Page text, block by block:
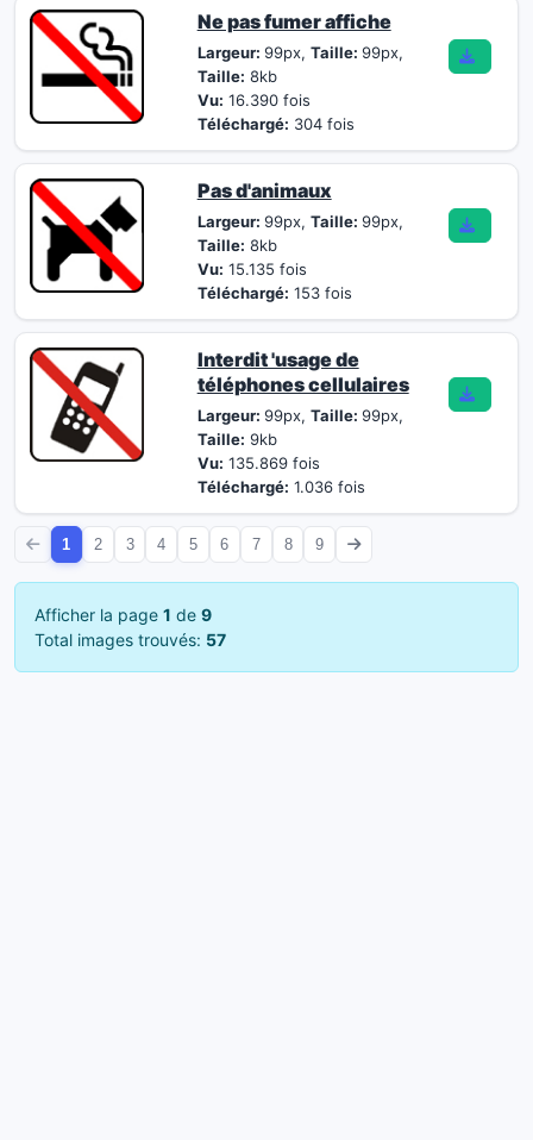
Ne pas fumer affiche
Largeur: 99px, Taille: 99px,
Taille: 8kb
Vu: 16.390 fois
Téléchargé: 304 fois
Pas d'animaux
Largeur: 99px, Taille: 99px,
Taille: 8kb
Vu: 15.135 fois
Téléchargé: 153 fois
Interdit 'usage de
téléphones cellulaires
Largeur: 99px, Taille: 99px,
Taille: 9kb
Vu: 135.869 fois
Téléchargé: 1.036 fois
1 2 3 4 5 6 7 8 9
Afficher la page 1 de 9
Total images trouvés: 57